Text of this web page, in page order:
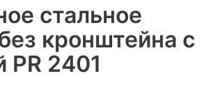
стальное
кронштейна с
PR 2401